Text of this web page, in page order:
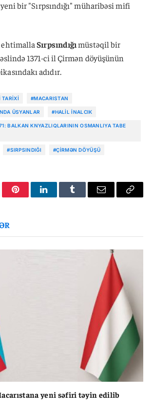
bir "Sırpsındığı" müharibəsi mifi
ehtimallaSırpsındığımüstəqil bir
1371-ci il Çirmən döyüşünün
adıdır.
TARIXI #MACARISTAN
ÜSYANLAR #HALIL İNALCIK
BALKAN KNYAZLIQLARININ OSMANLIYA TABE
#SIRPSINDIĞI #ÇIRMƏN DÖYÜŞÜ
PinterestLinkedInTumblr Email
Copy
yeni səfiri təyin edilib